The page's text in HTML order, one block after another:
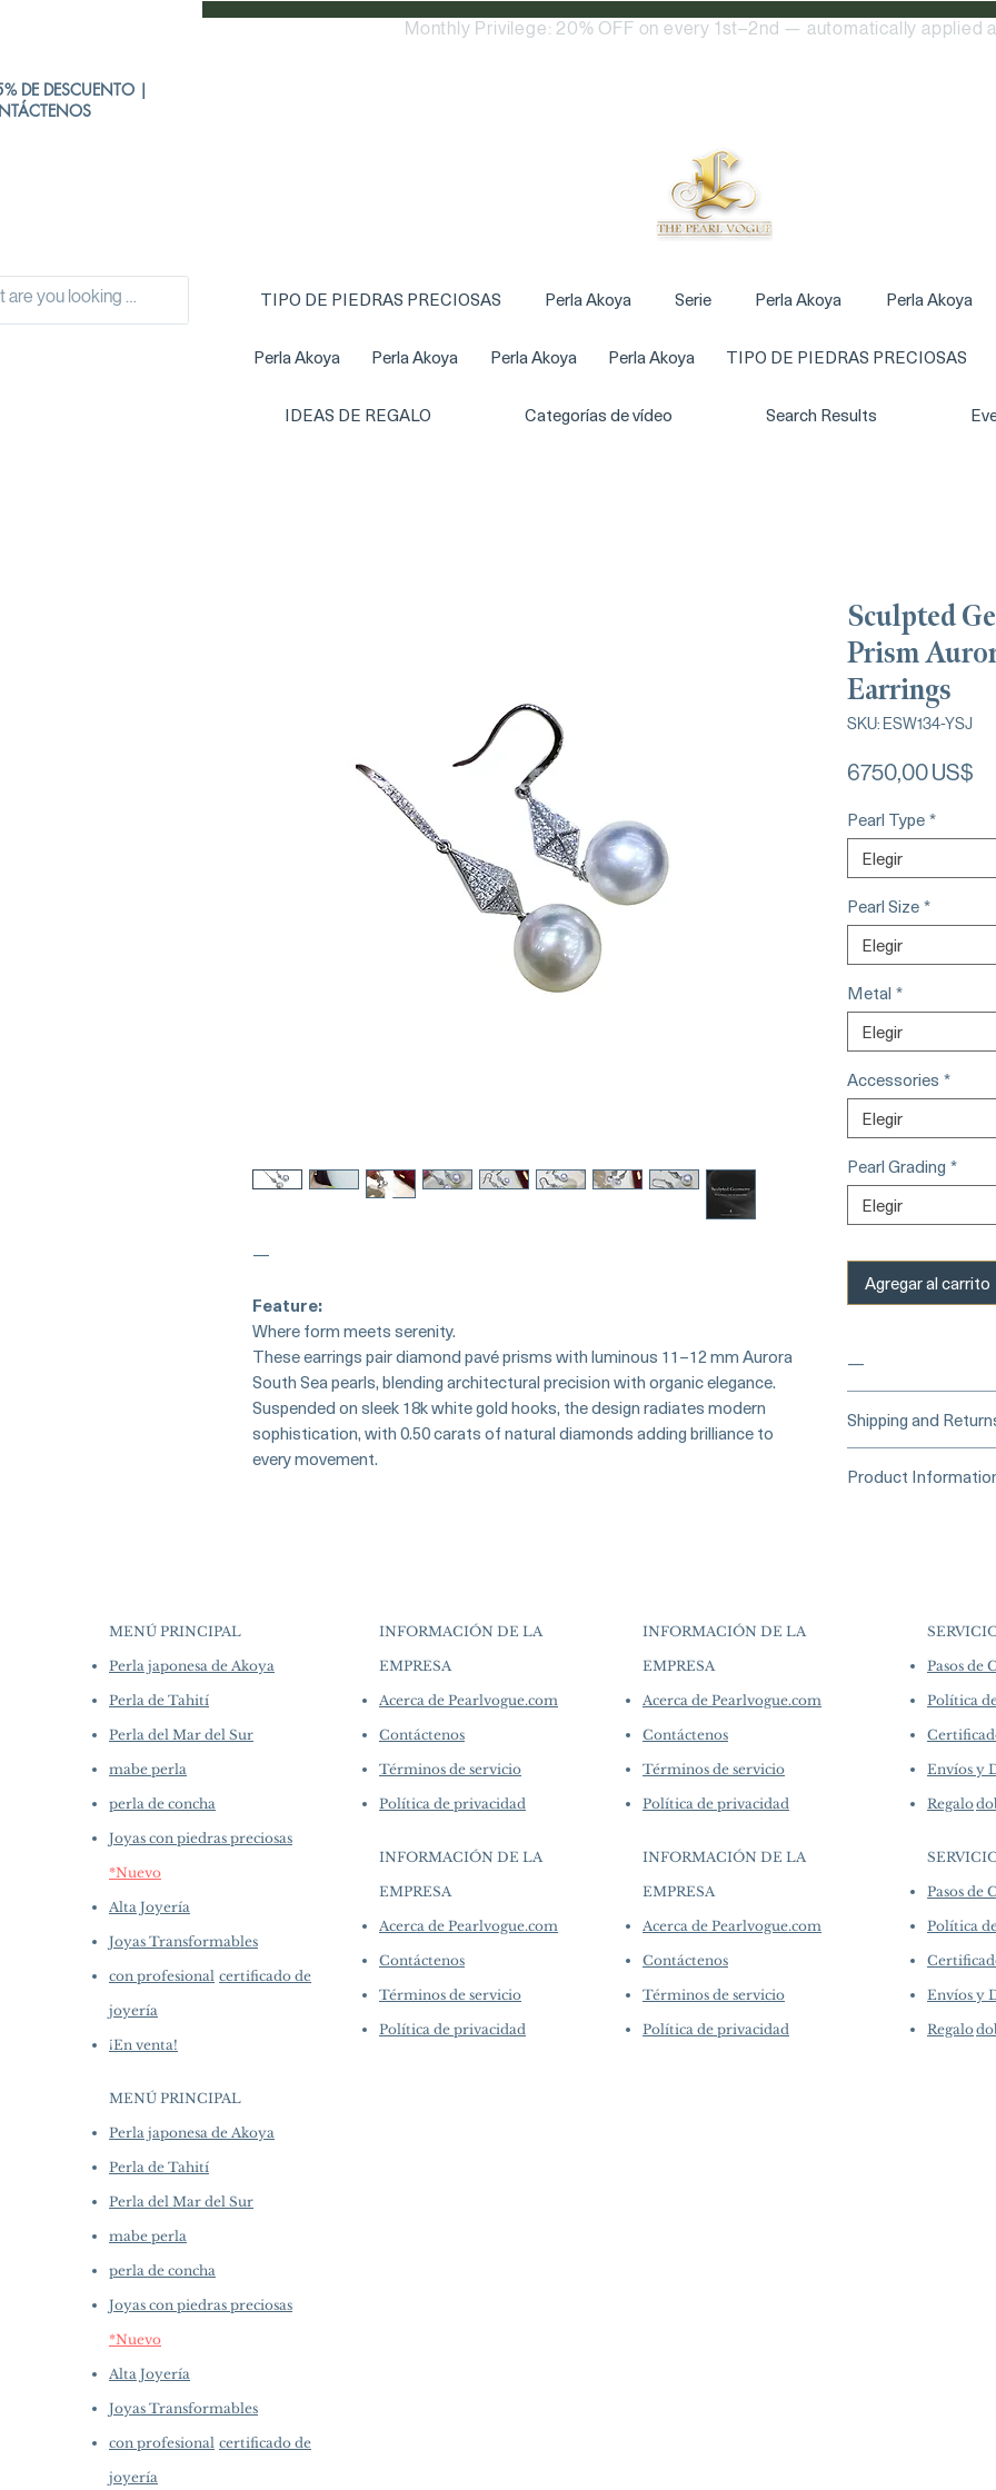
Monthly Privilege: 20% OFF on every 1st–2nd — automatically applied
DE DESCUENTO |
TIPO DE PIEDRAS PRECIOSAS Perla Akoya Serie Perla Akoya Perla Akoya
Perla Akoya Perla Akoya Perla Akoya Perla Akoya TIPO DE PIEDRAS PRECIOSAS
IDEAS DE REGALO Categorías de vídeo Search Results
—
Feature:
Where form meets serenity.
These earrings pair diamond pavé prisms with luminous 11–12 mm Aurora
South Sea pearls, blending architectural precision with organic elegance.
Suspended on sleek 18k white gold hooks, the design radiates modern
sophistication, with 0.50 carats of natural diamonds adding brilliance to
every movement.
Sculpted
Prism
Earrings
SKU: ESW134-YSJ
6750,00 US$
Pearl Type*
Elegir
Pearl Size*
Elegir
Metal *
Elegir
Accessories *
Elegir
Pearl Grading *
Elegir
Agregar al carrito
—
______Buy
Shipping and
At Pearl Vogue,
purchase.more
Product
Shape: Round
Size: 11–12 mm
Nacre: Very Thick
Color: White
Luster: Aurora
Accessories
Metal: 18k
MENÚ PRINCIPAL
Perla japonesa de Akoya
Perla de Tahití
Perla del Mar del Sur
mabe perla
perla de concha
Joyas con piedras preciosas
*Nuevo
Alta Joyería
Joyas Transformables
con profesional certificado de
joyería
¡En venta!
MENÚ PRINCIPAL
Perla japonesa de Akoya
Perla de Tahití
Perla del Mar del Sur
mabe perla
perla de concha
Joyas con piedras preciosas
*Nuevo
Alta Joyería
Joyas Transformables
con profesional certificado de
joyería
INFORMACIÓN DE LA
EMPRESA​
Acerca de Pearlvogue.com
Contáctenos
Términos de servicio
Política de privacidad
INFORMACIÓN DE LA
EMPRESA​
Acerca de Pearlvogue.com
Contáctenos
Términos de servicio
Política de privacidad
INFORMACIÓN DE LA
EMPRESA​
Acerca de Pearlvogue.com
Contáctenos
Términos de servicio
Política de privacidad
INFORMACIÓN DE LA
EMPRESA​
Acerca de Pearlvogue.com
Contáctenos
Términos de servicio
Política de privacidad
Pasos de
Política
Envíos y
Regalo
Pasos de
Política
Envíos y
Regalo